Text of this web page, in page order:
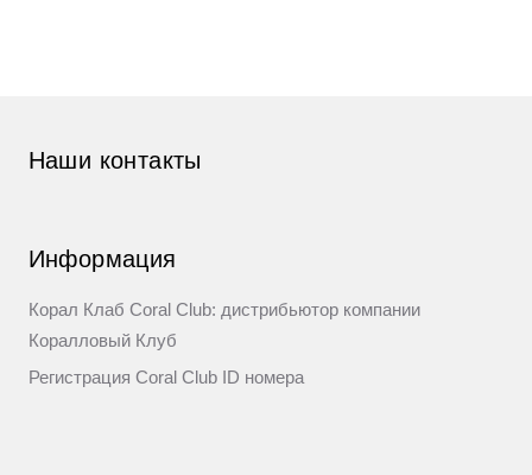
Наши контакты
Информация
Корал Клаб Coral Club: дистрибьютор компании
Коралловый Клуб
Регистрация Coral Club ID номера